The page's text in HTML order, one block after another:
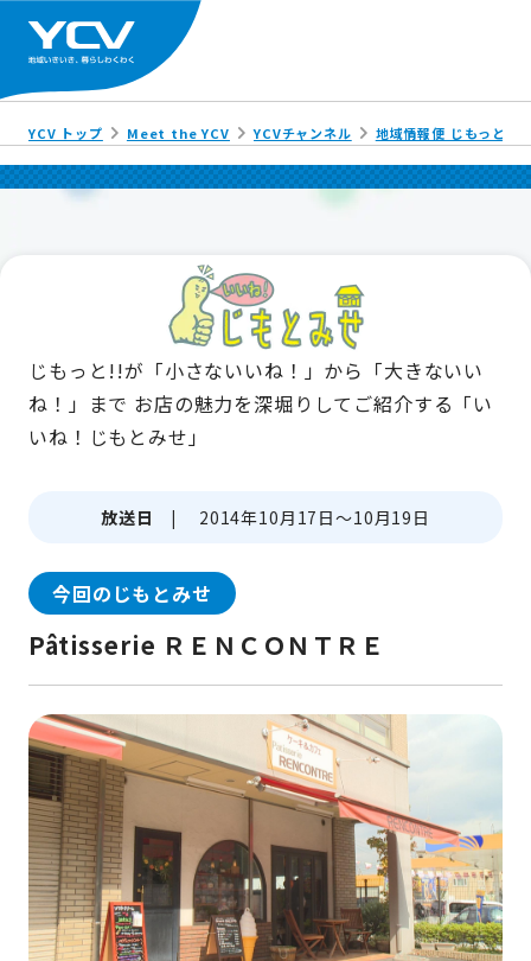
YCV トップ Meet the YCV YCVチャンネル 地域情報便 じもっと!!
じもっと!!が「小さないいね！」から「大きないい
ね！」まで お店の魅力を深堀りしてご紹介する「い
いね！じもとみせ」
放送日 | 2014年10月17日～10月19日
今回のじもとみせ
Pâtisserie ＲＥＮＣＯＮＴＲＥ